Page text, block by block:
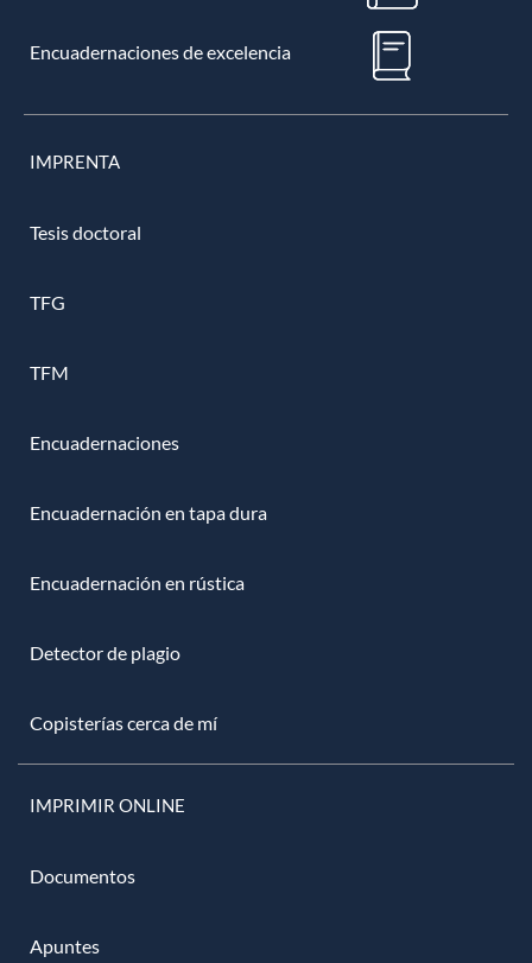
Encuadernaciones de excelencia
IMPRENTA
Tesis doctoral
TFG
TFM
Encuadernaciones
Encuadernación en tapa dura
Encuadernación en rústica
Detector de plagio
Copisterías cerca de mí
IMPRIMIR ONLINE
Documentos
Apuntes